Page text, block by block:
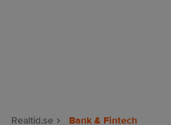
Realtid.se Bank & Fintech